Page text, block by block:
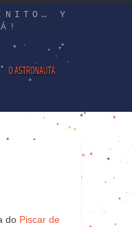
Y
do Piscar de